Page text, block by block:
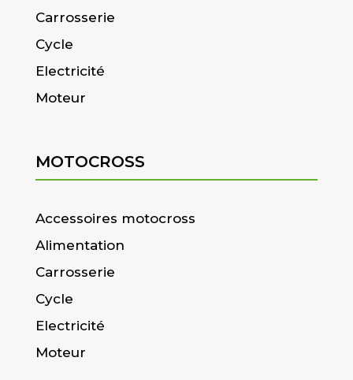
Carrosserie
Cycle
Electricité
Moteur
MOTOCROSS
Accessoires motocross
Alimentation
Carrosserie
Cycle
Electricité
Moteur